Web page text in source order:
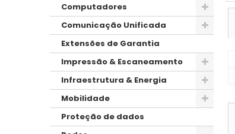
Computadores
Comunicação Unificada
Extensões de Garantia
Impressão & Escaneamento
Infraestrutura & Energia
Mobilidade
Proteção de dados